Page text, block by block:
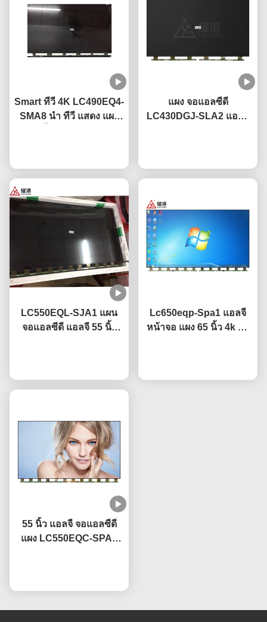
Smart ทีวี 4K LC490EQ4-
SMA8 นำ ทีวี แสดง แผง
แผง จอแอลซีดี
LC430DGJ-SLA2 แอลจี
LC550EQL-SJA1 แผน
จอแอลซีดี แอลจี 55 นิ้ว
Lc650eqp-Spa1 แอลจี
หน้าจอ แผง 65 นิ้ว 4k ทีวี
55 นิ้ว แอลจี จอแอลซีดี
แผง LC550EQC-SPA2